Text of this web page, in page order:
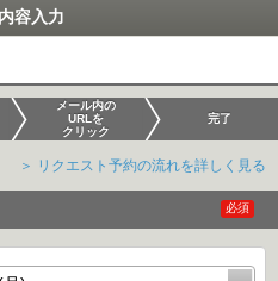
容入力
メール内の
URLを
クリック
完了
＞ リクエスト予約の流れを詳しく見る
必須